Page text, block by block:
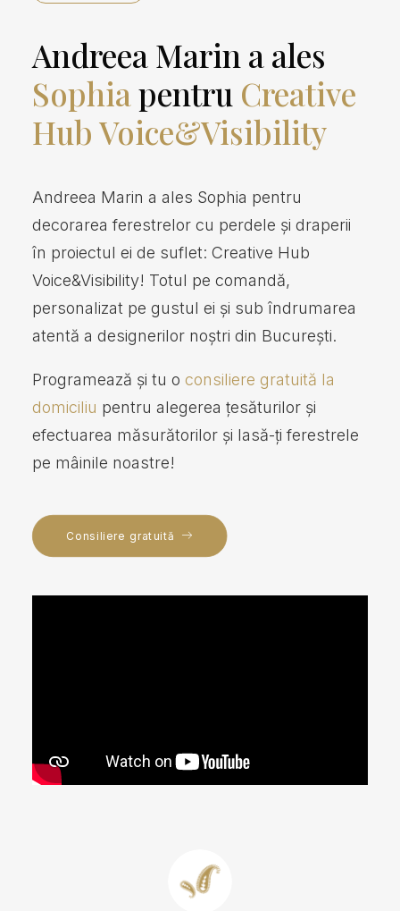
Andreea Marin a ales
Sophiapentru Creative
Hub Voice&Visibility
Andreea Marin a ales Sophia pentru
decorarea ferestrelor cu perdele și draperii
în proiectul ei de suflet: Creative Hub
Voice&Visibility! Totul pe comandă,
personalizat pe gustul ei și sub îndrumarea
atentă a designerilor noștri din București.
Programează și tu o consiliere gratuită la
domiciliu pentru alegerea țesăturilor și
efectuarea măsurătorilor și lasă-ți ferestrele
pe mâinile noastre!
Consiliere gratuită